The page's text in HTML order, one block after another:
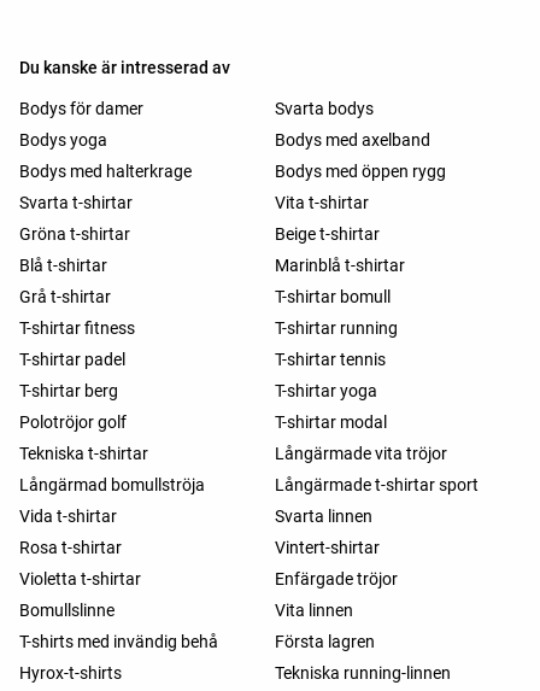
Du kanske är intresserad av
Bodys för damer
Svarta bodys
Bodys yoga
Bodys med axelband
Bodys med halterkrage
Bodys med öppen rygg
Svarta t-shirtar
Vita t-shirtar
Gröna t-shirtar
Beige t-shirtar
Blå t-shirtar
Marinblå t-shirtar
Grå t-shirtar
T-shirtar bomull
T-shirtar fitness
T-shirtar running
T-shirtar padel
T-shirtar tennis
T-shirtar berg
T-shirtar yoga
Polotröjor golf
T-shirtar modal
Tekniska t-shirtar
Långärmade vita tröjor
Långärmad bomullströja
Långärmade t-shirtar sport
Vida t-shirtar
Svarta linnen
Rosa t-shirtar
Vintert-shirtar
Violetta t-shirtar
Enfärgade tröjor
Bomullslinne
Vita linnen
T-shirts med invändig behå
Första lagren
Hyrox-t-shirts
Tekniska running-linnen